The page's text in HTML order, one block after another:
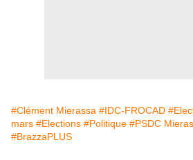
#Clément Mierassa #IDC-FROCAD
mars #Elections #Politique #PSDC
#BrazzaPLUS